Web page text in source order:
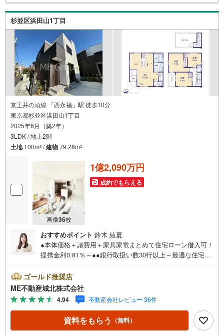
いたします。
杉並区浜田山1丁目
京王井の頭線 「西永福」駅 徒歩10分
東京都杉並区浜田山1丁目
2025年6月（築2年）
3LDK / 地上2階
土地100m2 /建物79.28m2
画像36枚
1億2,090万円
成約でもらえる
おすすめポイント 鈴木 綾夏
●本体価格＋諸費用＋家具家電まとめて住宅ローン借入可！
提携金利0.81％～●●銀行取扱い数30行以上～最適な住宅ロ
多数ございます！（1）勤続年数1ヶ月（2）自己資金0円
（3）産休/育休/契約社員/派遣社員/アルバイト/パート/独
身/自営業/経営者（4）延滞、滞納、個信アウト対応可
（5）収入合算や親子ローン（6）金融機関の借入まとめ
等、家具、家電、引越し費用等おまとめローン（7）永住権
無、持病あり、持ち家残債有でも相談可能●3つの安心サポ
ゴールド推奨店
ME不動産城北株式会社
4.94 不動産会社レビュー 36件
資料をもらう （無料）